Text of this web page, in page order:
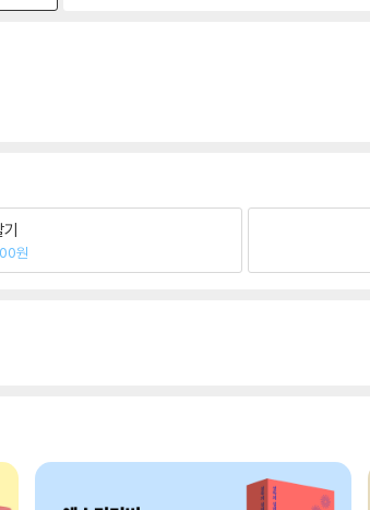
원